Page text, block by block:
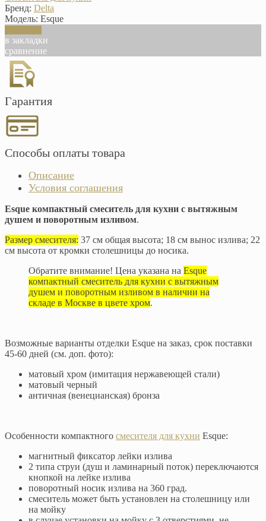
Бренд: Delta
Модель: Esque
в закладки
сравнение
Гарантия
Способы оплаты товара
Описание
Условия соглашения
Esque компактный смеситель для кухни с вытяжным
душем и поворотным изливом.
Размер смесителя: 37 см общая высота; 18 см вынос излива; 22
см высота от кромки столешницы до носика.
Обратите внимание! Цена указана на Esque
компактный смеситель для кухни с вытяжным
душем и поворотным изливом в наличии на
складе в Москве в цвете хром.
Возможные варианты отделки Esque на заказ, срок поставки
45-60 дней (см. доп. фото):
матовый хром (имитация нержавеющей стали)
матовый черный
античная (венецианская) бронза
Особенности компактного смесителя для кухни Esque:
магнитный фиксатор лейки излива
2 типа струи (душ и ламинарный поток) переключаются
кнопкой на лейке излива
поворотный носик излива на 360 град.
смеситель может быть установлен на столешницу или
на мойку